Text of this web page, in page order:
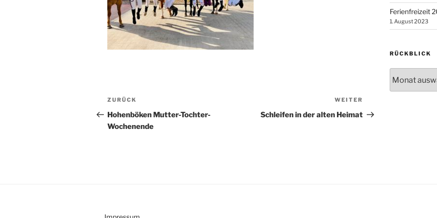
Beitragsnavigation
Vorheriger
Beitrag
ZURÜCK
Hohenböken Mutter-Tochter-
Wochenende
Beitrag
WEITER
Schleifen in der alten Heimat
Ferienfreizeit
1. August 2023
RÜCKBLICK